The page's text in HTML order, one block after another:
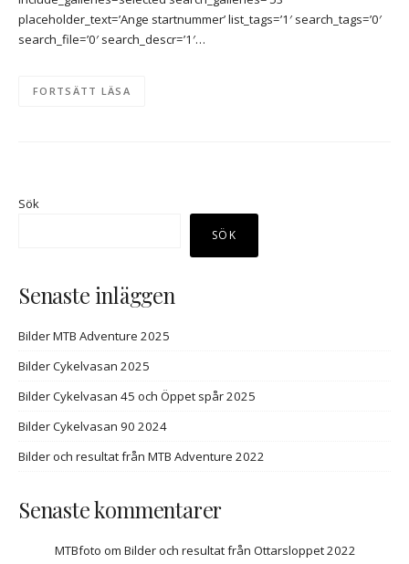
placeholder_text=’Ange startnummer’ list_tags=’1′ search_tags=’0′
search_file=’0′ search_descr=’1′…
FORTSÄTT LÄSA
Sök
SÖK
Senaste inläggen
Bilder MTB Adventure 2025
Bilder Cykelvasan 2025
Bilder Cykelvasan 45 och Öppet spår 2025
Bilder Cykelvasan 90 2024
Bilder och resultat från MTB Adventure 2022
Senaste kommentarer
MTBfoto om Bilder och resultat från Ottarsloppet 2022